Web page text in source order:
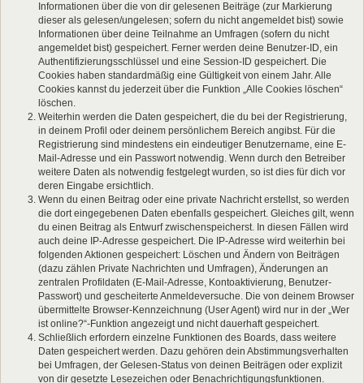
Informationen über die von dir gelesenen Beiträge (zur Markierung
dieser als gelesen/ungelesen; sofern du nicht angemeldet bist) sowie
Informationen über deine Teilnahme an Umfragen (sofern du nicht
angemeldet bist) gespeichert. Ferner werden deine Benutzer-ID, ein
Authentifizierungsschlüssel und eine Session-ID gespeichert. Die
Cookies haben standardmäßig eine Gültigkeit von einem Jahr. Alle
Cookies kannst du jederzeit über die Funktion „Alle Cookies löschen“
löschen.
Weiterhin werden die Daten gespeichert, die du bei der Registrierung,
in deinem Profil oder deinem persönlichem Bereich angibst. Für die
Registrierung sind mindestens ein eindeutiger Benutzername, eine E-
Mail-Adresse und ein Passwort notwendig. Wenn durch den Betreiber
weitere Daten als notwendig festgelegt wurden, so ist dies für dich vor
deren Eingabe ersichtlich.
Wenn du einen Beitrag oder eine private Nachricht erstellst, so werden
die dort eingegebenen Daten ebenfalls gespeichert. Gleiches gilt, wenn
du einen Beitrag als Entwurf zwischenspeicherst. In diesen Fällen wird
auch deine IP-Adresse gespeichert. Die IP-Adresse wird weiterhin bei
folgenden Aktionen gespeichert: Löschen und Ändern von Beiträgen
(dazu zählen Private Nachrichten und Umfragen), Änderungen an
zentralen Profildaten (E-Mail-Adresse, Kontoaktivierung, Benutzer-
Passwort) und gescheiterte Anmeldeversuche. Die von deinem Browser
übermittelte Browser-Kennzeichnung (User Agent) wird nur in der „Wer
ist online?“-Funktion angezeigt und nicht dauerhaft gespeichert.
Schließlich erfordern einzelne Funktionen des Boards, dass weitere
Daten gespeichert werden. Dazu gehören dein Abstimmungsverhalten
bei Umfragen, der Gelesen-Status von deinen Beiträgen oder explizit
von dir gesetzte Lesezeichen oder Benachrichtigungsfunktionen.